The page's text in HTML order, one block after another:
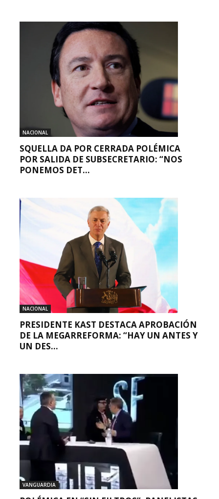
NACIONAL
SQUELLA DA POR CERRADA POLÉMICA
POR SALIDA DE SUBSECRETARIO: “NOS
PONEMOS DET...
NACIONAL
PRESIDENTE KAST DESTACA APROBACIÓN
DE LA MEGARREFORMA: “HAY UN ANTES Y
UN DES...
VANGUARDIA